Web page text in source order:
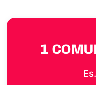
1